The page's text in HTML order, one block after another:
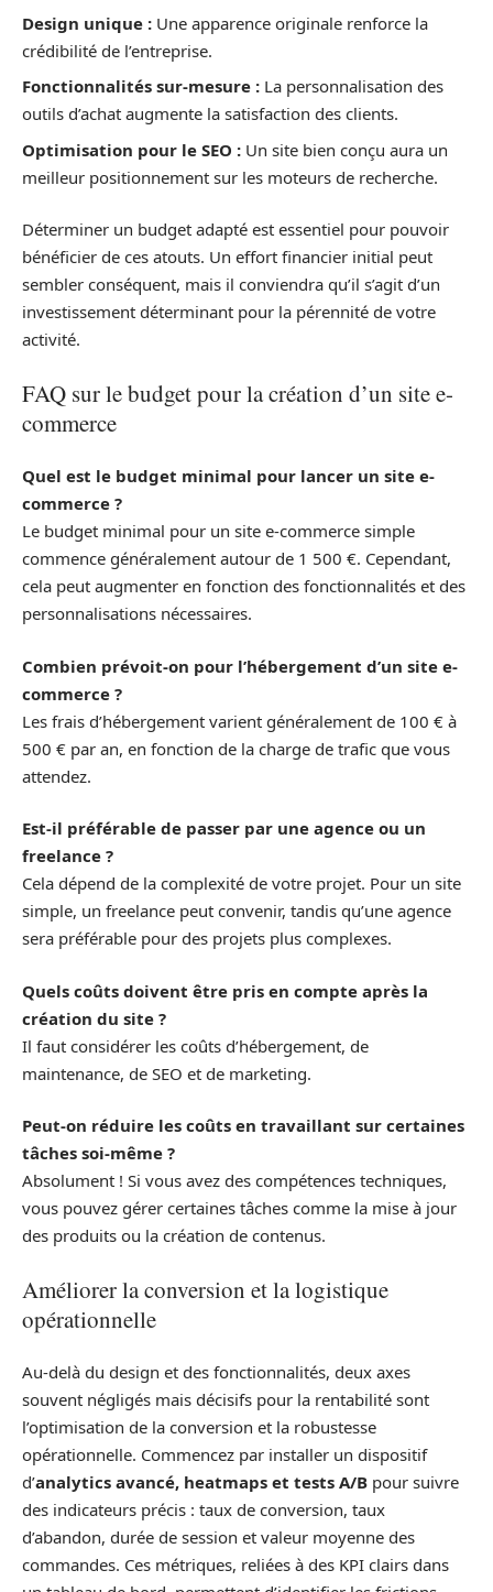
Design unique : Une apparence originale renforce la
crédibilité de l’entreprise.
Fonctionnalités sur-mesure : La personnalisation des
outils d’achat augmente la satisfaction des clients.
Optimisation pour le SEO : Un site bien conçu aura un
meilleur positionnement sur les moteurs de recherche.
Déterminer un budget adapté est essentiel pour pouvoir
bénéficier de ces atouts. Un effort financier initial peut
sembler conséquent, mais il conviendra qu’il s’agit d’un
investissement déterminant pour la pérennité de votre
activité.
FAQ sur le budget pour la création d’un site e-
commerce
Quel est le budget minimal pour lancer un site e-
commerce ?
Le budget minimal pour un site e-commerce simple
commence généralement autour de 1 500 €. Cependant,
cela peut augmenter en fonction des fonctionnalités et des
personnalisations nécessaires.
Combien prévoit-on pour l’hébergement d’un site e-
commerce ?
Les frais d’hébergement varient généralement de 100 € à
500 € par an, en fonction de la charge de trafic que vous
attendez.
Est-il préférable de passer par une agence ou un
freelance ?
Cela dépend de la complexité de votre projet. Pour un site
simple, un freelance peut convenir, tandis qu’une agence
sera préférable pour des projets plus complexes.
Quels coûts doivent être pris en compte après la
création du site ?
Il faut considérer les coûts d’hébergement, de
maintenance, de SEO et de marketing.
Peut-on réduire les coûts en travaillant sur certaines
tâches soi-même ?
Absolument ! Si vous avez des compétences techniques,
vous pouvez gérer certaines tâches comme la mise à jour
des produits ou la création de contenus.
Améliorer la conversion et la logistique
opérationnelle
Au-delà du design et des fonctionnalités, deux axes
souvent négligés mais décisifs pour la rentabilité sont
l’optimisation de la conversion et la robustesse
opérationnelle. Commencez par installer un dispositif
d’analytics avancé, heatmaps et tests A/B pour suivre
des indicateurs précis : taux de conversion, taux
d’abandon, durée de session et valeur moyenne des
commandes. Ces métriques, reliées à des KPI clairs dans